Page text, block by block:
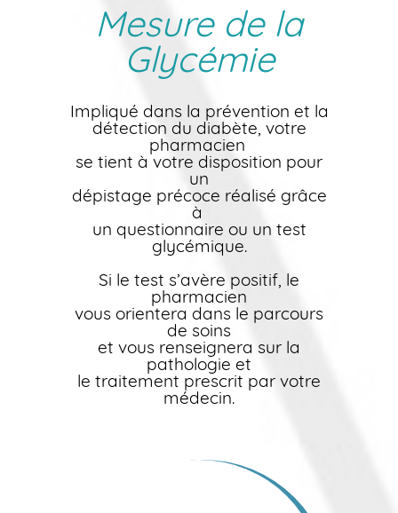
Mesure de la
Glycémie
Impliqué dans la prévention et la
détection du diabète, votre
pharmacien
se tient à votre disposition pour
un
dépistage précoce réalisé grâce
à
un questionnaire ou un test
glycémique.
Si le test s’avère positif, le
pharmacien
vous orientera dans le parcours
de soins
et vous renseignera sur la
pathologie et
le traitement prescrit par votre
médecin.